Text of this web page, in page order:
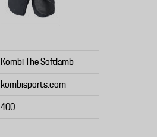
Kombi The Softlamb
kombisports.com
400